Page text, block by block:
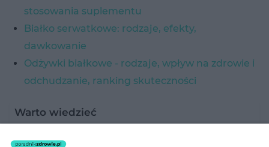
stosowania suplementu
Białko serwatkowe: rodzaje, efekty,
dawkowanie
Odżywki białkowe - rodzaje, wpływ na zdrowie i
odchudzanie, ranking skuteczności
Warto wiedzieć
Aminokwasy - budowa